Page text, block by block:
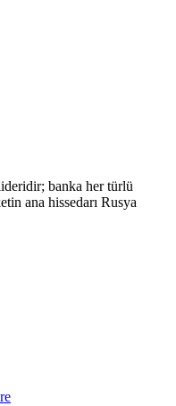
banka her türlü
ana hissedarı Rusya